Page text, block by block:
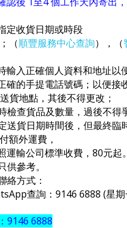
收貨日期或時段
（順豐服務中心查詢），（
入正確個人資料和地址以
的手提電話號碼；以便接
貨地點，其後不得更改；
檢查貨品及數量，過後不得
送貨日期時間後，但最終臨
額外運費，
輸公司標準收費，80元起。
參考。
絡方式：
查詢：9146 6888 (星期
9146 6888